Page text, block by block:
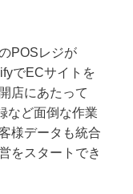
POSレジが
でECサイトを
店にあたって
など面倒な作業
様データも統合
をスタートでき